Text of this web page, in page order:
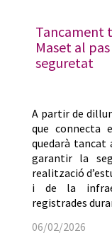
Tancament
Maset al
seguretat
A partir de
que connecta
quedarà tancat
garantir la
realització
i de la
registrades
06/02/2026